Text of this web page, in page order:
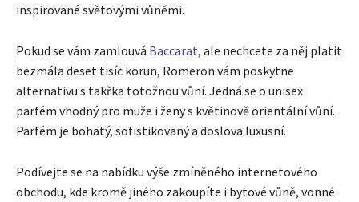
inspirované světovými vůněmi.
Pokud se vám zamlouvá Baccarat, ale nechcete za něj platit
bezmála deset tisíc korun, Romeron vám poskytne
alternativu s takřka totožnou vůní. Jedná se o unisex
parfém vhodný pro muže i ženy s květinově orientální vůní.
Parfém je bohatý, sofistikovaný a doslova luxusní.
Podívejte se na nabídku výše zmíněného internetového
obchodu, kde kromě jiného zakoupíte i bytové vůně, vonné